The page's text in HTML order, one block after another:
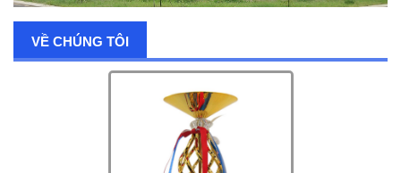
VỀ CHÚNG TÔI